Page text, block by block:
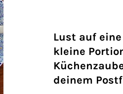
Lust auf eine
kleine
deinem